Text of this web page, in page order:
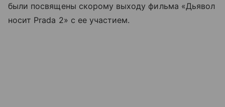
были посвящены скорому выходу фильма «Дьявол
носит Prada 2» с ее участием.